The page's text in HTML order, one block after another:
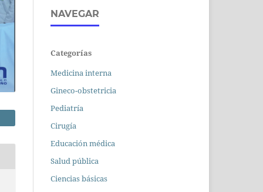
NAVEGAR
Categorías
Medicina interna
Gineco-obstetricia
Pediatría
Cirugía
Educación médica
Salud pública
Ciencias básicas